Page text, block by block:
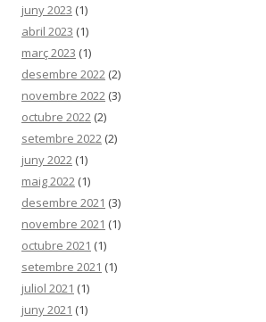
juny 2023 (1)
abril 2023 (1)
març 2023 (1)
desembre 2022 (2)
novembre 2022 (3)
octubre 2022 (2)
setembre 2022 (2)
juny 2022 (1)
maig 2022 (1)
desembre 2021 (3)
novembre 2021 (1)
octubre 2021 (1)
setembre 2021 (1)
juliol 2021 (1)
juny 2021 (1)